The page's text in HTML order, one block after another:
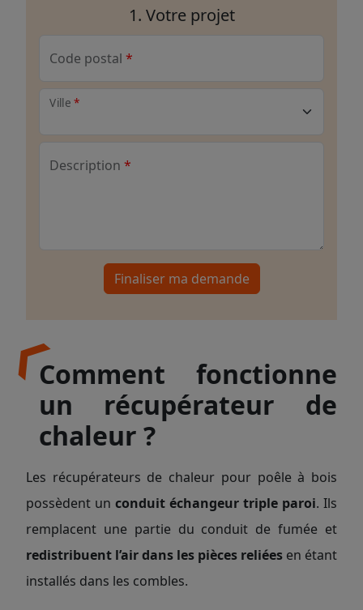
1. Votre projet
Code postal
Ville
Description
Finaliser ma demande
Comment fonctionne
un récupérateur de
chaleur ?
Les récupérateurs de chaleur pour poêle à bois
possèdent un conduit échangeur triple paroi. Ils
remplacent une partie du conduit de fumée et
redistribuent l’air dans les pièces reliées en étant
installés dans les combles.